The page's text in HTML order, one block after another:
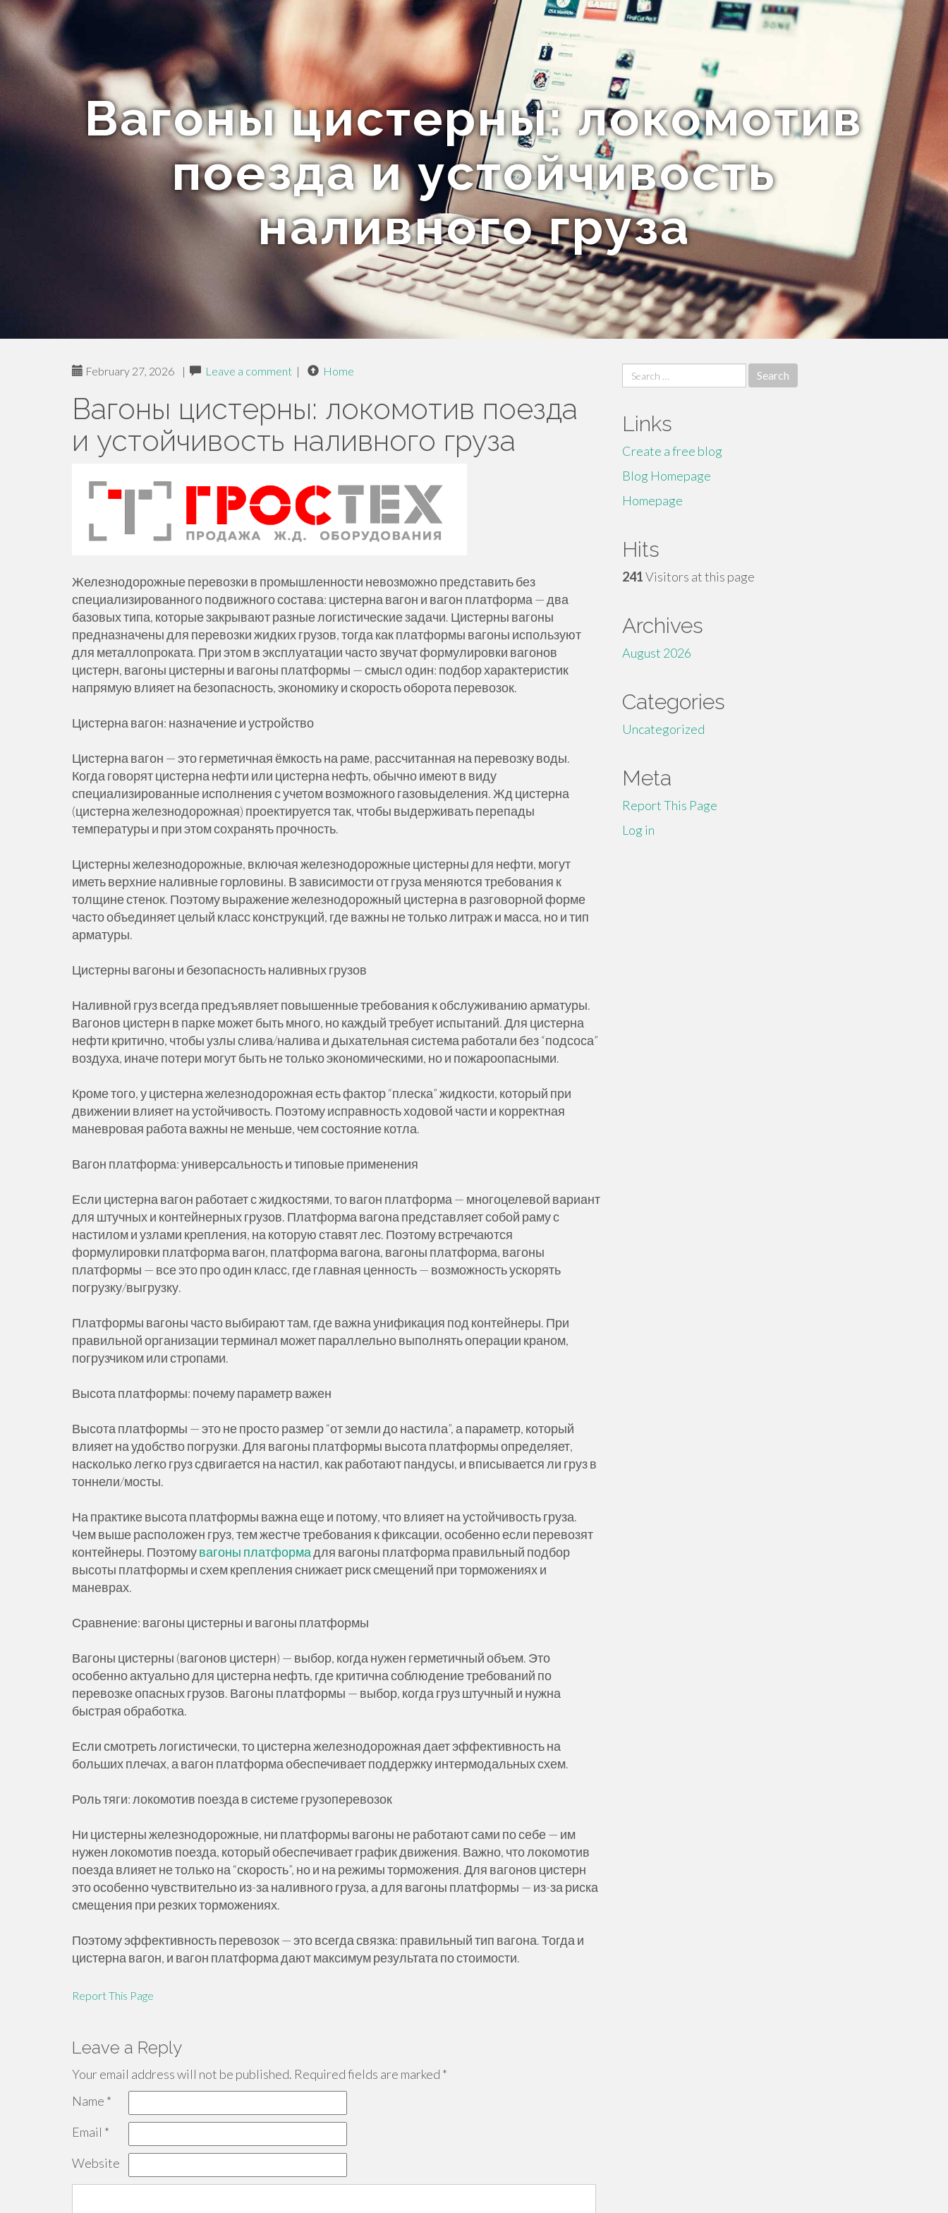
Вагоны цистерны: локомотив
поезда и устойчивость
наливного груза
February 27, 2026 | Leave a comment | Home
Вагоны цистерны: локомотив поезда
и устойчивость наливного груза
Железнодорожные перевозки в промышленности невозможно представить без
специализированного подвижного состава: цистерна вагон и вагон платформа — два
базовых типа, которые закрывают разные логистические задачи. Цистерны вагоны
предназначены для перевозки жидких грузов, тогда как платформы вагоны используют
для металлопроката. При этом в эксплуатации часто звучат формулировки вагонов
цистерн, вагоны цистерны и вагоны платформы — смысл один: подбор характеристик
напрямую влияет на безопасность, экономику и скорость оборота перевозок.
Цистерна вагон: назначение и устройство
Цистерна вагон — это герметичная ёмкость на раме, рассчитанная на перевозку воды.
Когда говорят цистерна нефти или цистерна нефть, обычно имеют в виду
специализированные исполнения с учетом возможного газовыделения. Жд цистерна
(цистерна железнодорожная) проектируется так, чтобы выдерживать перепады
температуры и при этом сохранять прочность.
Цистерны железнодорожные, включая железнодорожные цистерны для нефти, могут
иметь верхние наливные горловины. В зависимости от груза меняются требования к
толщине стенок. Поэтому выражение железнодорожный цистерна в разговорной форме
часто объединяет целый класс конструкций, где важны не только литраж и масса, но и тип
арматуры.
Цистерны вагоны и безопасность наливных грузов
Наливной груз всегда предъявляет повышенные требования к обслуживанию арматуры.
Вагонов цистерн в парке может быть много, но каждый требует испытаний. Для цистерна
нефти критично, чтобы узлы слива/налива и дыхательная система работали без “подсоса”
воздуха, иначе потери могут быть не только экономическими, но и пожароопасными.
Кроме того, у цистерна железнодорожная есть фактор “плеска” жидкости, который при
движении влияет на устойчивость. Поэтому исправность ходовой части и корректная
маневровая работа важны не меньше, чем состояние котла.
Вагон платформа: универсальность и типовые применения
Если цистерна вагон работает с жидкостями, то вагон платформа — многоцелевой вариант
для штучных и контейнерных грузов. Платформа вагона представляет собой раму с
настилом и узлами крепления, на которую ставят лес. Поэтому встречаются
формулировки платформа вагон, платформа вагона, вагоны платформа, вагоны
платформы — все это про один класс, где главная ценность — возможность ускорять
погрузку/выгрузку.
Платформы вагоны часто выбирают там, где важна унификация под контейнеры. При
правильной организации терминал может параллельно выполнять операции краном,
погрузчиком или стропами.
Высота платформы: почему параметр важен
Высота платформы — это не просто размер “от земли до настила”, а параметр, который
влияет на удобство погрузки. Для вагоны платформы высота платформы определяет,
насколько легко груз сдвигается на настил, как работают пандусы, и вписывается ли груз в
тоннели/мосты.
На практике высота платформы важна еще и потому, что влияет на устойчивость груза.
Чем выше расположен груз, тем жестче требования к фиксации, особенно если перевозят
контейнеры. Поэтомувагоны платформа для вагоны платформа правильный подбор
высоты платформы и схем крепления снижает риск смещений при торможениях и
маневрах.
Сравнение: вагоны цистерны и вагоны платформы
Вагоны цистерны (вагонов цистерн) — выбор, когда нужен герметичный объем. Это
особенно актуально для цистерна нефть, где критична соблюдение требований по
перевозке опасных грузов. Вагоны платформы — выбор, когда груз штучный и нужна
быстрая обработка.
Если смотреть логистически, то цистерна железнодорожная дает эффективность на
больших плечах, а вагон платформа обеспечивает поддержку интермодальных схем.
Роль тяги: локомотив поезда в системе грузоперевозок
Ни цистерны железнодорожные, ни платформы вагоны не работают сами по себе — им
нужен локомотив поезда, который обеспечивает график движения. Важно, что локомотив
поезда влияет не только на “скорость”, но и на режимы торможения. Для вагонов цистерн
это особенно чувствительно из-за наливного груза, а для вагоны платформы — из-за риска
смещения при резких торможениях.
Поэтому эффективность перевозок — это всегда связка: правильный тип вагона. Тогда и
цистерна вагон, и вагон платформа дают максимум результата по стоимости.
Report This Page
Leave a Reply
Your email address will not be published. Required fields are marked *
Name *
Email *
Website
Search
for:
Links
Create a free blog
Blog Homepage
Homepage
Hits
241Visitors at this page
Archives
August 2026
Categories
Uncategorized
Meta
Report This Page
Log in